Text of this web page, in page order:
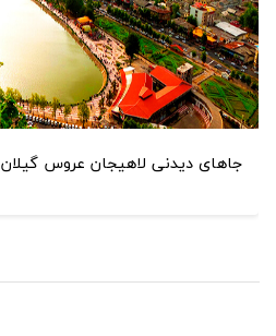
جاهای دیدنی لاهیجان عروس گیلان